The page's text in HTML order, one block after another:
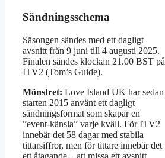
Sändningsschema
Säsongen sändes med ett dagligt
avsnitt från 9 juni till 4 augusti 2025.
Finalen sändes klockan 21.00 BST på
ITV2 (Tom’s Guide).
Mönstret: Love Island UK har sedan
starten 2015 använt ett dagligt
sändningsformat som skapar en
”event-känsla” varje kväll. För ITV2
innebär det 58 dagar med stabila
tittarsiffror, men för tittare innebär det